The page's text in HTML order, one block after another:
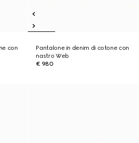
con
Pantalone in denim di cotone con
nastro Web
€ 980